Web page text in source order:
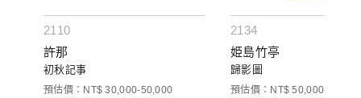
2110
許那
初秋記事
預估價：NT$ 30,000-50,000
2134
姫島竹亭
歸影圖
預估價：NT$ 50,000-80,000